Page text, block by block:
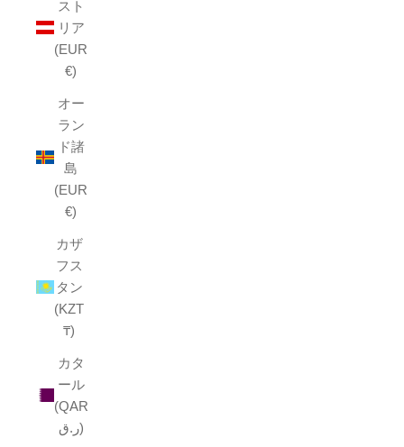
スト
リア
(EUR
€)
オー
ラン
ド諸
島
(EUR
€)
カザ
フス
タン
(KZT
₸)
カタ
ール
(QAR
ر.ق)